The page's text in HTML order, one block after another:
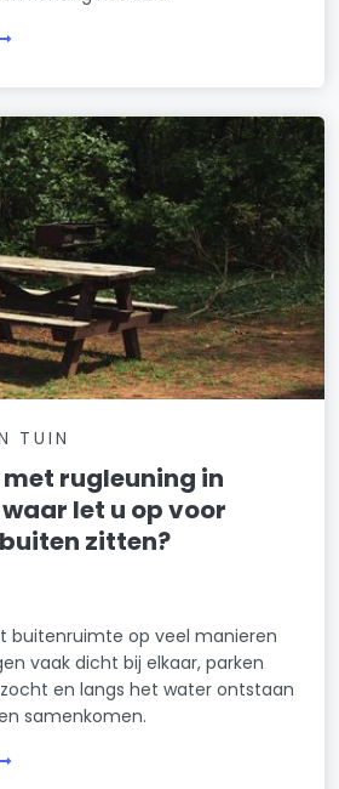
TUIN
rugleuning in
let u op voor
zitten?
buitenruimte op veel manieren
vaak dicht bij elkaar, parken
en langs het water ontstaan
samenkomen.